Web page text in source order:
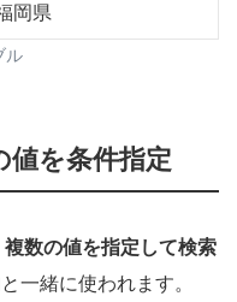
岡県
ル
値を条件指定
複数の値を指定して検索
一緒に使われます。